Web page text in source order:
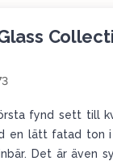
fynd sett till
en lätt fatad ton i
Det är även